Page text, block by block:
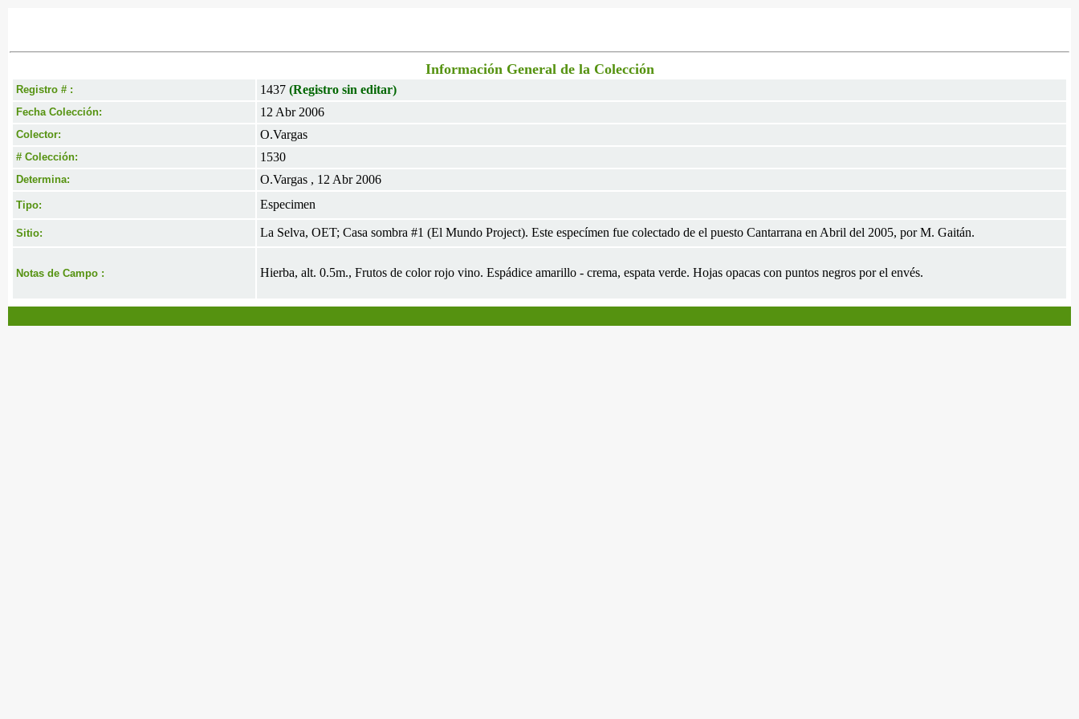
Información General de la Colección
Registro # : 1437 (Registro sin editar)
Fecha Colección: 12 Abr 2006
Colector: O.Vargas
# Colección: 1530
Determina: O.Vargas , 12 Abr 2006
Tipo: Especimen
Sitio: La Selva, OET; Casa sombra #1 (El Mundo Project). Este especímen fue colectado de el puesto Cantarrana en Abril del 2005, por M. Gaitán.
Notas de Campo : Hierba, alt. 0.5m., Frutos de color rojo vino. Espádice amarillo - crema, espata verde. Hojas opacas con puntos negros por el envés.